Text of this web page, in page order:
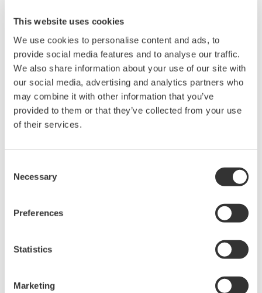
This website uses cookies
We use cookies to personalise content and ads, to
provide social media features and to analyse our traffic.
We also share information about your use of our site with
our social media, advertising and analytics partners who
may combine it with other information that you’ve
provided to them or that they’ve collected from your use
of their services.
Selection
Necessary
Preferences
Statistics
Marketing
Probe are covered by a warranty.
Related Products & Solutions
Oszilloskope
Erstklassige Digital-Oszilloskope
Oszilloskope zeichnen sich
eine große Auswahl von
und der Entwicklung von elektronischen Bauteilen und
Geräten. Die ScopeCorder kombinieren die Vorteile sowohl
mehrkanaligen Datenrecorder.